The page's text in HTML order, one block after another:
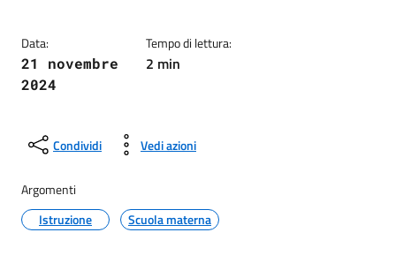
Data:
21 novembre
2024
Tempo di lettura:
2 min
Condividi Vedi azioni
Argomenti
Istruzione
Scuola materna